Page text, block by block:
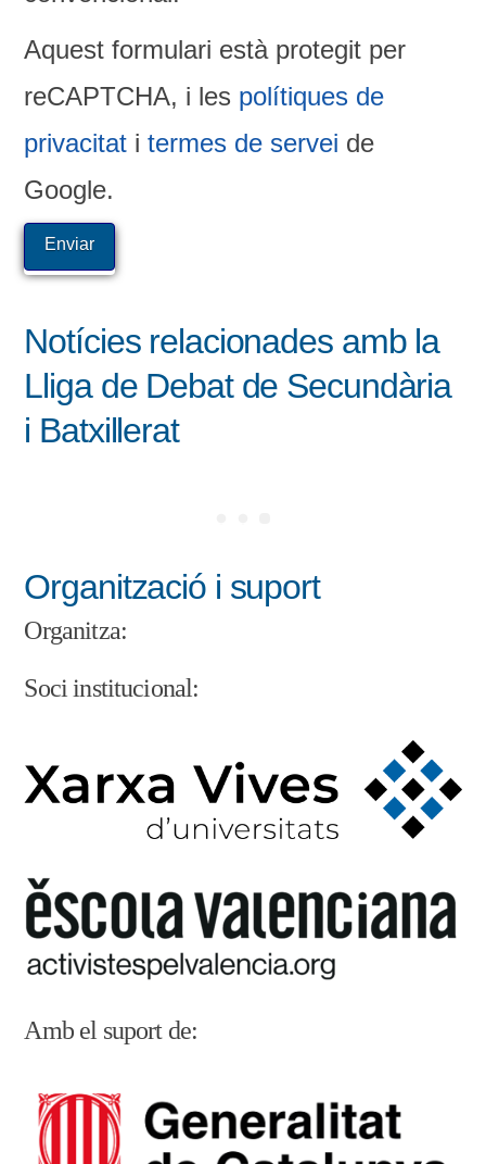
Aquest formulari està protegit per
reCAPTCHA, i les polítiques de
privacitat itermes de servei de
Google.
Notícies relacionades amb la
Lliga de Debat de Secundària
i Batxillerat
Organització i suport
Organitza:
Soci institucional:
Amb el suport de: